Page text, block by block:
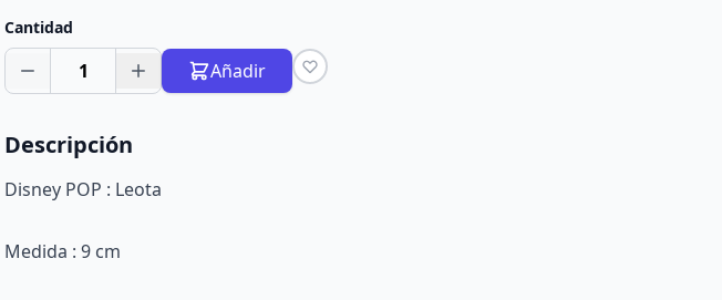
Cantidad
1 Añadir
Descripción
Disney POP : Leota
Medida : 9 cm